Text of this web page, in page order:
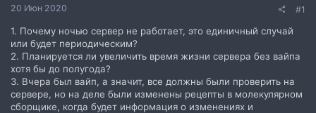
20 Июн 2020 #1
1. Почему ночью сервер не работает, это единичный случай
или будет периодическим?
2. Планируется ли увеличить время жизни сервера без вайпа
хотя бы до полугода?
3. Вчера был вайп, а значит, все должны были проверить на
сервере, но на деле были изменены рецепты в молекулярном
сборщике, когда будет информация о изменениях и